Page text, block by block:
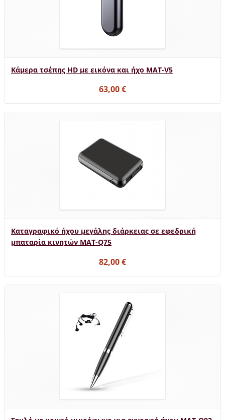
Κάμερα τσέπης HD με εικόνα και ήχο MAT-V5
63,00 €
Καταγραφικό ήχου μεγάλης διάρκειας σε εφεδρική
μπαταρία κινητών MAT-Q75
82,00 €